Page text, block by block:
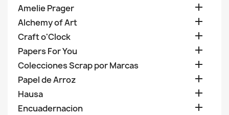
Amelie Prager 
Alchemy of Art 
Craft o'Clock 
Papers For You 
Colecciones Scrap por Marcas 
Papel de Arroz 
Hausa 
Encuadernacion 